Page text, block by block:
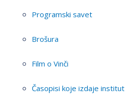
Programski savet
Brošura
Film o Vinči
Časopisi koje izdaje institut